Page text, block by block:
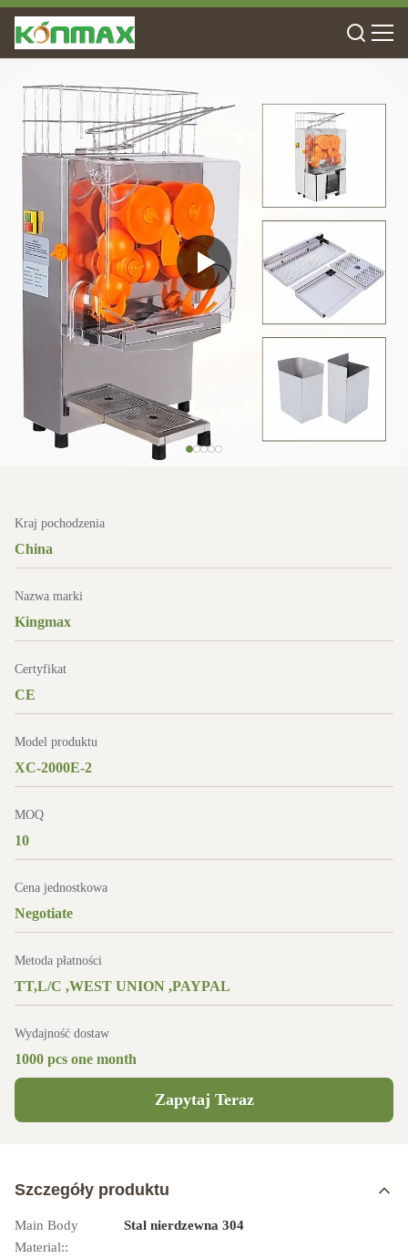
Kraj pochodzenia
China
Nazwa marki
Kingmax
Certyfikat
CE
Model produktu
XC-2000E-2
MOQ
10
Cena jednostkowa
Negotiate
Metoda płatności
TT,L/C ,WEST UNION ,PAYPAL
Wydajność dostaw
1000 pcs one month
Zapytaj Teraz
Szczegóły produktu
Main Body
Material::
Stal nierdzewna 304